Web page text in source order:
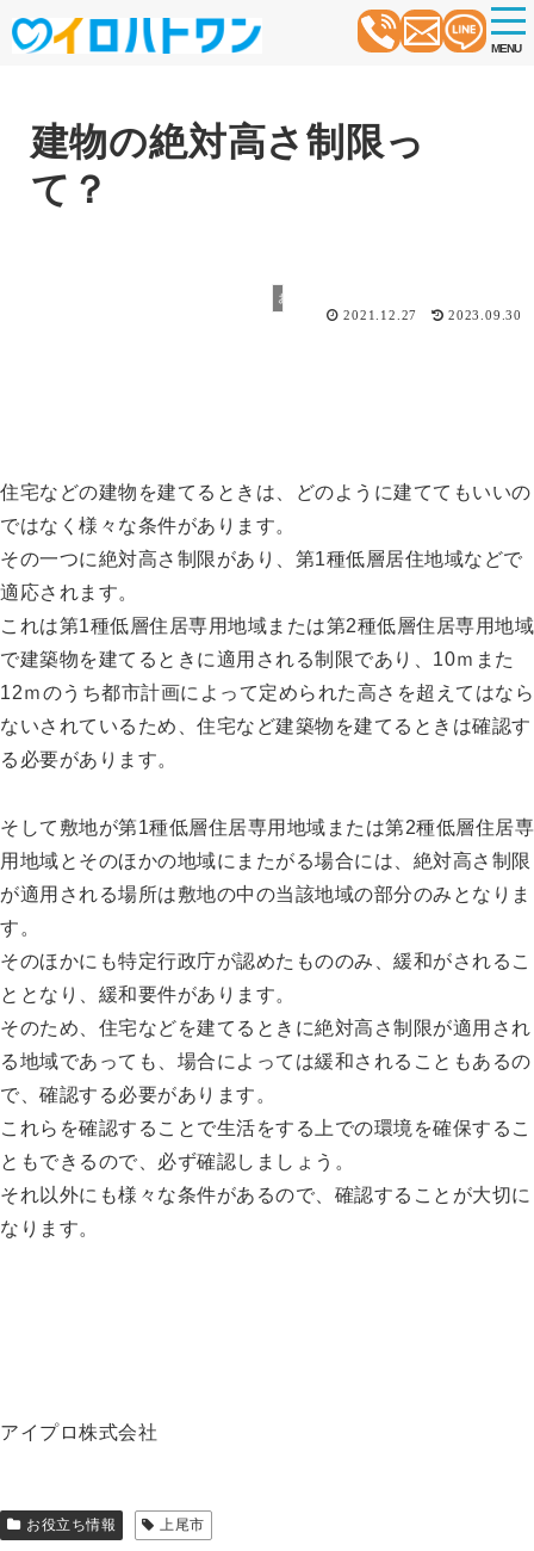
t
o
g
MENU
建物の絶対高さ制限っ
て？
お役立ち情報
2021.12.27 2023.09.30
住宅などの建物を建てるときは、どのように建ててもいいの
ではなく様々な条件があります。
その一つに絶対高さ制限があり、第1種低層居住地域などで
適応されます。
これは第1種低層住居専用地域または第2種低層住居専用地域
で建築物を建てるときに適用される制限であり、10ｍまた
12ｍのうち都市計画によって定められた高さを超えてはなら
ないされているため、住宅など建築物を建てるときは確認す
る必要があります。
そして敷地が第1種低層住居専用地域または第2種低層住居専
用地域とそのほかの地域にまたがる場合には、絶対高さ制限
が適用される場所は敷地の中の当該地域の部分のみとなりま
す。
そのほかにも特定行政庁が認めたもののみ、緩和がされるこ
ととなり、緩和要件があります。
そのため、住宅などを建てるときに絶対高さ制限が適用され
る地域であっても、場合によっては緩和されることもあるの
で、確認する必要があります。
これらを確認することで生活をする上での環境を確保するこ
ともできるので、必ず確認しましょう。
それ以外にも様々な条件があるので、確認することが大切に
なります。
アイプロ株式会社
お役立ち情報 上尾市